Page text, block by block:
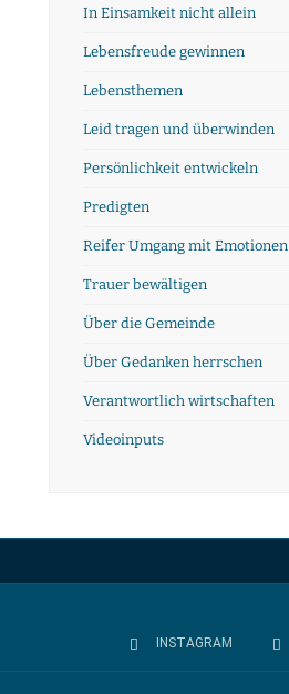
In Einsamkeit nicht allein
Lebensfreude gewinnen
Lebensthemen
Leid tragen und überwinden
Persönlichkeit entwickeln
Predigten
Reifer Umgang mit Emotionen
Trauer bewältigen
Über die Gemeinde
Über Gedanken herrschen
Verantwortlich wirtschaften
Videoinputs
INSTAGRAM